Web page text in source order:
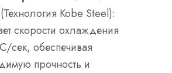
(Технология Kobe Steel):
скорости охлаждения
сек, обеспечивая
прочность и